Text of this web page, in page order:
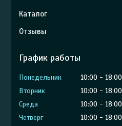
Каталог
Отзывы
График работы
Понедельник 10:00
18:00
Вторник
10:00
18:00
Среда
10:00
18:00
Четверг
10:00
18:00